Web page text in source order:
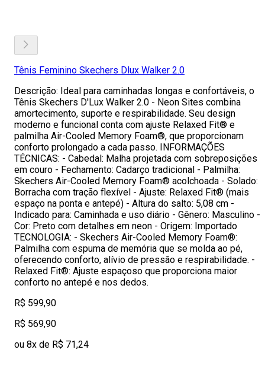
Tênis Feminino Skechers Dlux Walker 2.0
Descrição: Ideal para caminhadas longas e confortáveis, o
Tênis Skechers D'Lux Walker 2.0 - Neon Sites combina
amortecimento, suporte e respirabilidade. Seu design
moderno e funcional conta com ajuste Relaxed Fit® e
palmilha Air-Cooled Memory Foam®, que proporcionam
conforto prolongado a cada passo. INFORMAÇÕES
TÉCNICAS: - Cabedal: Malha projetada com sobreposições
em couro - Fechamento: Cadarço tradicional - Palmilha:
Skechers Air-Cooled Memory Foam® acolchoada - Solado:
Borracha com tração flexível - Ajuste: Relaxed Fit® (mais
espaço na ponta e antepé) - Altura do salto: 5,08 cm -
Indicado para: Caminhada e uso diário - Gênero: Masculino -
Cor: Preto com detalhes em neon - Origem: Importado
TECNOLOGIA: - Skechers Air-Cooled Memory Foam®:
Palmilha com espuma de memória que se molda ao pé,
oferecendo conforto, alívio de pressão e respirabilidade. -
Relaxed Fit®: Ajuste espaçoso que proporciona maior
conforto no antepé e nos dedos.
R$ 599,90
R$ 569,90
ou 8x de R$ 71,24